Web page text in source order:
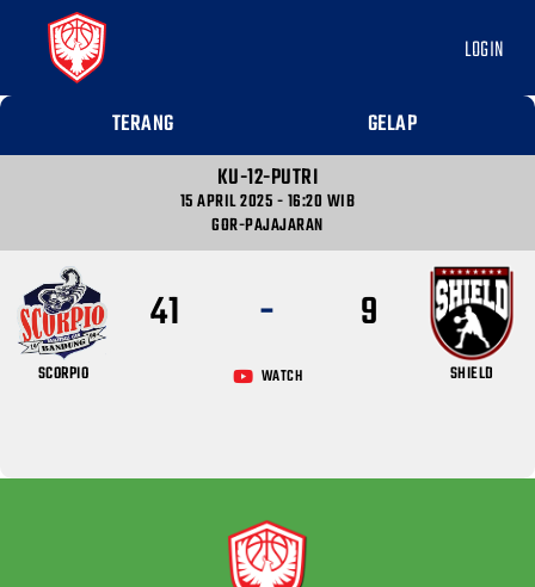
LOGIN
TERANG
GELAP
KU-12-PUTRI
15 APRIL 2025 - 16:20 WIB
GOR-PAJAJARAN
SCORPIO
41 -
WATCH
9
SHIELD